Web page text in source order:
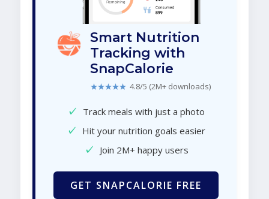
Smart Nutrition
Tracking with
SnapCalorie
★★★★★ 4.8/5 (2M+ downloads)
✓ Track meals with just a photo
✓ Hit your nutrition goals easier
✓ Join 2M+ happy users
GET SNAPCALORIE FREE